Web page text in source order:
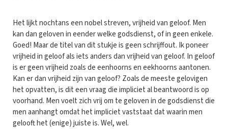
Het lijkt nochtans een nobel streven, vrijheid van geloof. Men
kan dan geloven in eender welke godsdienst, of in geen enkele.
Goed! Maar de titel van dit stukje is geen schrijffout. Ik poneer
vrijheid in geloof als iets anders dan vrijheid van geloof. In geloof
is er geen vrijheid zoals de eenhoorns en eekhoorns aantonen.
Kan er dan vrijheid zijn van geloof? Zoals de meeste gelovigen
het opvatten, is dit een vraag die impliciet al beantwoord is op
voorhand. Men voelt zich vrij om te geloven in de godsdienst die
men aanhangt omdat het impliciet vaststaat dat waarin men
gelooft het (enige) juiste is. Wel, wel.